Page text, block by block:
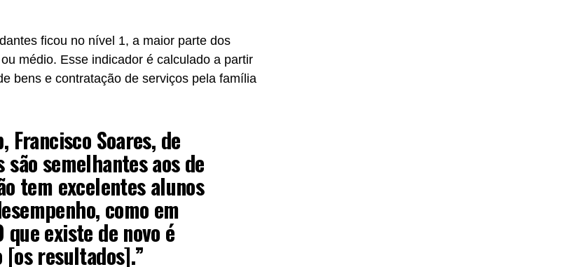
ficou no nível 1, a maior parte dos
médio. Esse indicador é calculado a partir
bens e contratação de serviços pela família
Francisco Soares, de
semelhantes aos de
tem excelentes alunos
como em
existe de novo é
resultados].”